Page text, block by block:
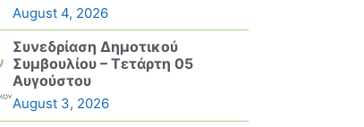
August 4, 2026
Συνεδρίαση Δημοτικού
Συμβουλίου – Τετάρτη 05
Αυγούστου
August 3, 2026